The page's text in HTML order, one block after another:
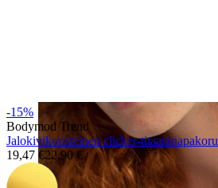
-15%
Bodymod Trend
Jalokivikoristeinen clicker-titaaninapakoru
19,47 €22,90 €